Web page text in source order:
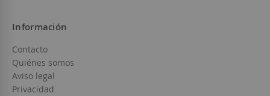
Información
Contacto
Quiénes somos
Aviso legal
Privacidad